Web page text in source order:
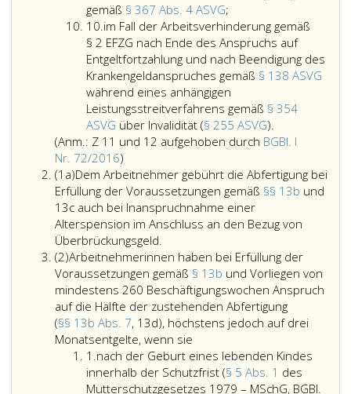
in
keinem
Arbeitsverhältnis
mehr
steht,
auf
das
die
Abfertigungsbestimmungen
Bundesgesetzes
anzuwenden
sind
und
in
diesem
Zeitraum
kein
Überbrückungsgeld
Paragraph
13
l,
gesetzlichen
Pensionsversicherung
nach
Paragraph
4,
Absatz
2,
des
Allgemeinen
(APG),
BGBl. römisch
eins
Nr. 142/2004;
nach
Paragraph
4,
Absatz
3,
APG;
gemäß § 367 Abs. 4 ASVG;
Feststellung
einer
voraussichtlich
mindestens
sechs
Monate
andauernden
Invalidität
den
Versicherungsträger
gemäß
Paragraph
Absatz
4,
ASVG;
10.Ziffer
10
im Fall der Arbeitsverhinderung gemäß
§ 2 EFZG nach Ende des Anspruchs auf
Entgeltfortzahlung und nach Beendigung des
Krankengeldanspruches gemäß § 138 ASVG
während eines anhängigen
Leistungsstreitverfahrens gemäß § 354
ASVG über Invalidität (§ 255 ASVG).
Fall
gemäß
2,
nach
Ende
des
Anspruchs
auf
und
nach
Beendigung
(Anm.: Z 11 und 12 aufgehoben durch BGBl. I
Nr. 72/2016)
Ziffer
11
und
12
aufgehoben
durch
Bundesgesetzblatt
Teil
eins,
Nr. 72
aus
2016,)
(1a)Absatz
eins
a
Dem Arbeitnehmer gebührt die Abfertigung bei
Erfüllung der Voraussetzungen gemäß §§ 13b und
13c auch bei Inanspruchnahme einer
Alterspension im Anschluss an den Bezug von
Überbrückungsgeld.
Arbeitnehmer
gebührt
die
Abfertigung
bei
Erfüllung
der
Voraussetzungen
gemäß
(2)Absatz
2
Arbeitnehmerinnen haben bei Erfüllung der
Voraussetzungen gemäß § 13b und Vorliegen von
mindestens 260 Beschäftigungswochen Anspruch
auf die Hälfte der zustehenden Abfertigung
(§§ 13b Abs. 7, 13d), höchstens jedoch auf drei
Monatsentgelte, wenn sie
haben
bei
Erfüllung
1.Ziffer
eins
nach der Geburt eines lebenden Kindes
innerhalb der Schutzfrist (§ 5 Abs. 1 des
Mutterschutzgesetzes 1979 – MSchG, BGBl.